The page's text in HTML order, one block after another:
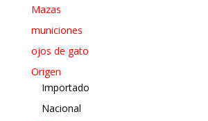
Mazas
municiones
ojos de gato
Origen
Importado
Nacional